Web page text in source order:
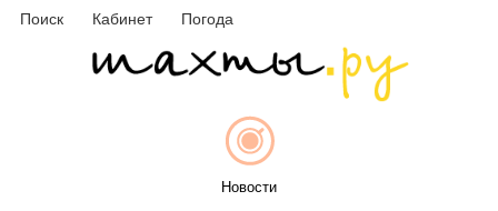
Поиск Кабинет Погода
Новости